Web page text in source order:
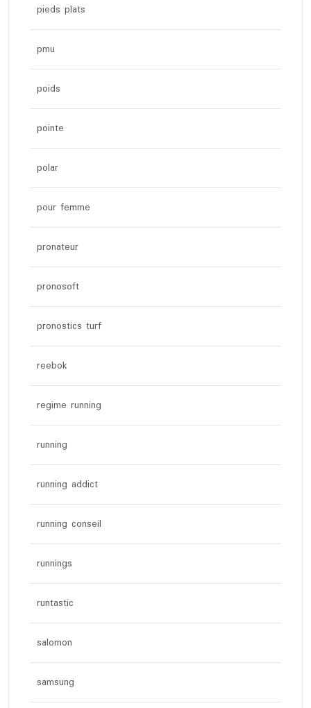
pieds plats
pmu
poids
pointe
polar
pour femme
pronateur
pronosoft
pronostics turf
reebok
regime running
running
running addict
running conseil
runnings
runtastic
salomon
samsung